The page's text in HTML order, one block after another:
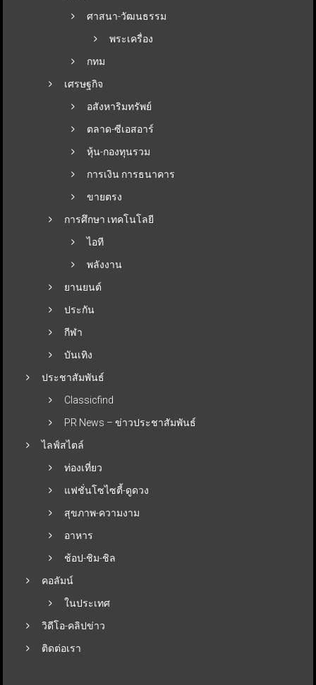
ศาสนา-วัฒนธรรม
พระเครื่อง
กทม
เศรษฐกิจ
อสังหาริมทรัพย์
ตลาด-ซีเอสอาร์
หุ้น-กองทุนรวม
การเงิน การธนาคาร
ขายตรง
การศึกษา เทคโนโลยี
ไอที
พลังงาน
ยานยนต์
ประกัน
กีฬา
บันเทิง
ประชาสัมพันธ์
Classicfind
PR News – ข่าวประชาสัมพันธ์
ไลฟ์สไตล์
ท่องเที่ยว
แฟชั่นโซไซตี้-ดูดวง
สุขภาพ-ความงาม
อาหาร
ช้อป-ชิม-ชิล
คอลัมน์
ในประเทศ
วิดีโอ-คลิปข่าว
ติดต่อเรา